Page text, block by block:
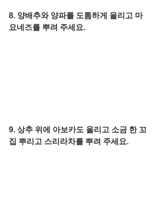
8. 양배추와 양파를 도톰하게 올리고 마
요네즈를 뿌려 주세요.
9. 상추 위에 아보카도 올리고 소금 한 꼬
집 뿌리고 스리라차를 뿌려 주세요.